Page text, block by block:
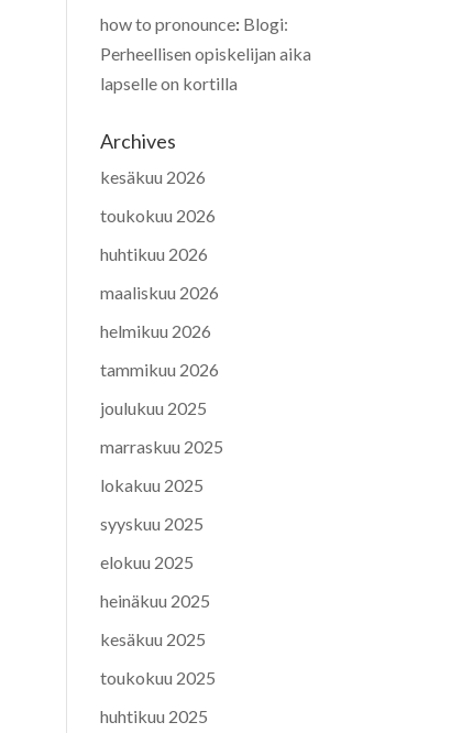
how to pronounce: Blogi:
Perheellisen opiskelijan aika
lapselle on kortilla
Archives
kesäkuu 2026
toukokuu 2026
huhtikuu 2026
maaliskuu 2026
helmikuu 2026
tammikuu 2026
joulukuu 2025
marraskuu 2025
lokakuu 2025
syyskuu 2025
elokuu 2025
heinäkuu 2025
kesäkuu 2025
toukokuu 2025
huhtikuu 2025